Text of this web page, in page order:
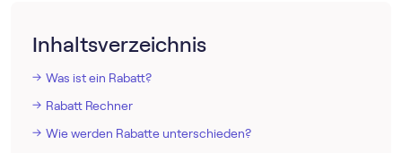
Inhaltsverzeichnis
Was ist ein Rabatt?
Rabatt Rechner
Wie werden Rabatte unterschieden?